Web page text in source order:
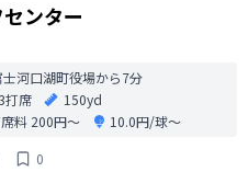
ンター
士河口湖町役場から7分
打席
150yd
料 200円〜
10.0円/球〜
0